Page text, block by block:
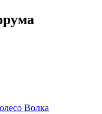
Волка